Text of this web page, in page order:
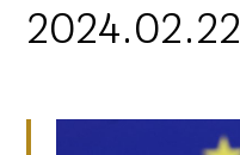
2024.02.22